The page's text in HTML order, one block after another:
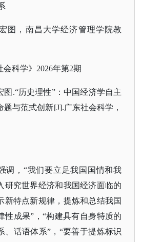
图，南昌大学经济管理学院教
科学》 2026年第2期
图 .“历史理性”：中国经济学自主
与范式创新[J].广东社会科学，
调， “我们要立足我国国情和我
研究世界经济和我国经济面临的
新特点新规律，提炼和总结我国
性成果”，“构建具有自身特质的
、话语体系”，“要善于提炼标识